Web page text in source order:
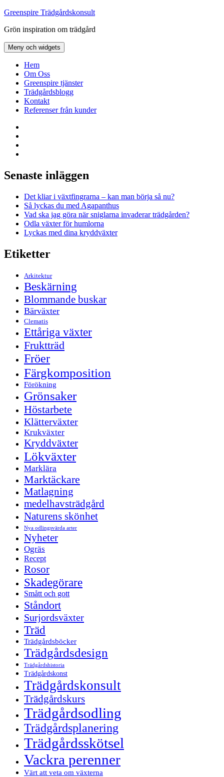
Hoppa
innehåll
Greenspire Trädgårdskonsult
Grön inspiration om trädgård
Meny och widgets
Hem
Om Oss
Greenspire tjänster
Trädgårdsblogg
Kontakt
Referenser från kunder
Senaste inläggen
Det kliar i växtfingrarna – kan man börja så nu?
Så lyckas du med Agapanthus
Vad ska jag göra när sniglarna invaderar trädgården?
Odla växter för humlorna
Lyckas med dina kryddväxter
Etiketter
Arkitektur
Beskärning
Blommande buskar
Bärväxter
Clematis
Ettåriga växter
Fruktträd
Fröer
Färgkomposition
Förökning
Grönsaker
Höstarbete
Klätterväxter
Krukväxter
Kryddväxter
Lökväxter
Marklära
Marktäckare
Matlagning
medelhavsträdgård
Naturens skönhet
Nya odlingsvärda arter
Nyheter
Ogräs
Recept
Rosor
Skadegörare
Smått och gott
Ståndort
Surjordsväxter
Träd
Trädgårdsböcker
Trädgårdsdesign
Trädgårdshistoria
Trädgårdskonst
Trädgårdskonsult
Trädgårdskurs
Trädgårdsodling
Trädgårdsplanering
Trädgårdsskötsel
Vackra perenner
Värt att veta om växterna